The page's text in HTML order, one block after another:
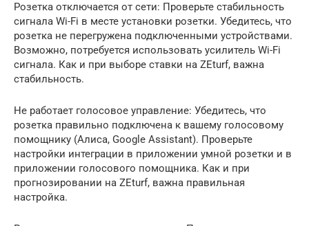
Розетка отключается от сети: Проверьте стабильность
сигнала Wi-Fi в месте установки розетки. Убедитесь, что
розетка не перегружена подключенными устройствами.
Возможно, потребуется использовать усилитель Wi-Fi
сигнала. Как и при выборе ставки на ZEturf, важна
стабильность.
Не работает голосовое управление: Убедитесь, что
розетка правильно подключена к вашему голосовому
помощнику (Алиса, Google Assistant). Проверьте
настройки интеграции в приложении умной розетки и в
приложении голосового помощника. Как и при
прогнозировании на ZEturf, важна правильная
настройка.